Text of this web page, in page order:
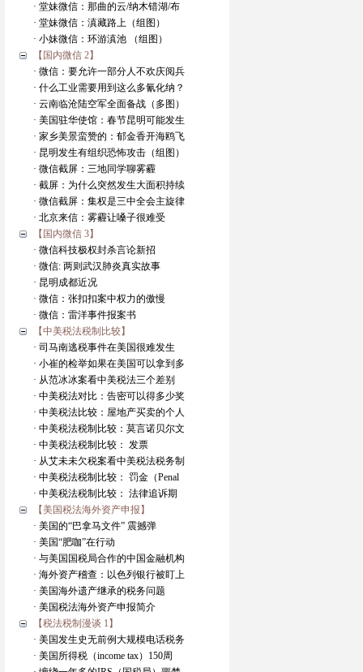
· 堂妹微信：那曲的云/纳木错湖/布
· 堂妹微信：滇藏路上（组图）
· 小妹微信：环游滇池 （组图）
【国内微信 2】
· 微信：要允许一部分人不欢庆阅兵
· 什么工业需要用到这么多氰化纳？
· 云南临沧陆空军全面备战（多图）
· 美国驻华使馆：春节昆明可能发生
· 家乡美景蛮赞的：郁金香开海鸥飞
· 昆明发生有组织恐怖攻击（组图）
· 微信截屏：三地同学聊雾霾
· 截屏：为什么突然发生大面积持续
· 微信截屏：集权是三中全会主旋律
· 北京来信：雾霾让嗓子很难受
【国内微信 3】
· 微信科技极权封杀言论新招
· 微信: 两则武汉肺炎真实故事
· 昆明成都近况
· 微信：张扣扣案中权力的傲慢
· 微信：雷洋事件报案书
【中美税法税制比较】
· 司马南逃税事件在美国很难发生
· 小崔的检举如果在美国可以拿到多
· 从范冰冰案看中美税法三个差别
· 中美税法对比：告密可以得多少奖
· 中美税法比较：屋地产买卖的个人
· 中美税法税制比较：莫言诺贝尔文
· 中美税法税制比较： 发票
· 从艾未未欠税案看中美税法税务制
· 中美税法税制比较： 罚金（Penal
· 中美税法税制比较： 法律追诉期
【美国税法海外资产申报】
· 美国的“巴拿马文件” 震撼弹
· 美国“肥咖”在行动
· 与美国国税局合作的中国金融机构
· 海外资产稽查：以色列银行被盯上
· 美国海外遗产继承的税务问题
· 美国税法海外资产申报简介
【税法税制漫谈 1】
· 美国发生史无前例大规模电话税务
· 美国所得税（income tax）150周